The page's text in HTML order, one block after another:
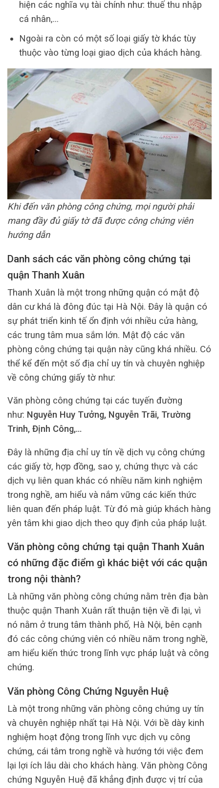
hiện các nghĩa vụ tài chính như: thuế thu nhập
cá nhân,…
Ngoài ra còn có một số loại giấy tờ khác tùy
thuộc vào từng loại giao dịch của khách hàng.
Khi đến văn phòng công chứng, mọi người phải
mang đầy đủ giấy tờ đã được công chứng viên
hướng dẫn
Danh sách các văn phòng công chứng tại
quận Thanh Xuân
Thanh Xuân là một trong những quận có mật độ
dân cư khá là đông đúc tại Hà Nội. Đây là quận có
sự phát triển kinh tế ổn định với nhiều cửa hàng,
các trung tâm mua sắm lớn. Mật độ các văn
phòng công chứng tại quận này cũng khá nhiều. Có
thể kể đến một số địa chỉ uy tín và chuyên nghiệp
về công chứng giấy tờ như:
Văn phòng công chứng tại các tuyến đường
như: Nguyễn Huy Tưởng, Nguyễn Trãi, Trường
Trinh, Định Công,…
Đây là những địa chỉ uy tín về dịch vụ công chứng
các giấy tờ, hợp đồng, sao y, chứng thực và các
dịch vụ liên quan khác có nhiều năm kinh nghiệm
trong nghề, am hiểu và nắm vững các kiến thức
liên quan đến pháp luật. Từ đó mà giúp khách hàng
yên tâm khi giao dịch theo quy định của pháp luật.
Văn phòng công chứng tại quận Thanh Xuân
có những đặc điểm gì khác biệt với các quận
trong nội thành?
Là những văn phòng công chứng nằm trên địa bàn
thuộc quận Thanh Xuân rất thuận tiện về đi lại, vì
nó nằm ở trung tâm thành phố, Hà Nội, bên cạnh
đó các công chứng viên có nhiều năm trong nghề,
am hiểu kiến thức trong lĩnh vực pháp luật và công
chứng.
Văn phòng Công Chứng Nguyễn Huệ
Là một trong những văn phòng công chứng uy tín
và chuyên nghiệp nhất tại Hà Nội. Với bề dày kinh
nghiệm hoạt động trong lĩnh vực dịch vụ công
chứng, cái tâm trong nghề và hướng tới việc đem
lại lợi ích lâu dài cho khách hàng. Văn phòng Công
chứng Nguyễn Huệ đã khẳng định được vị trí của